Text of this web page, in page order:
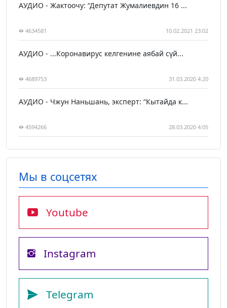
АУДИО - Жактоочу: “Депутат Жумалиевдин 16 ...
4634581 10.02.2021 23:02
АУДИО - ...Коронавирус келгенине аябай сүй...
4689753 31.03.2020 4:20
АУДИО - Чжун Наньшань, эксперт: “Кытайда к...
4594266 28.03.2020 4:05
Мы в соцсетях
Youtube
Instagram
Telegram